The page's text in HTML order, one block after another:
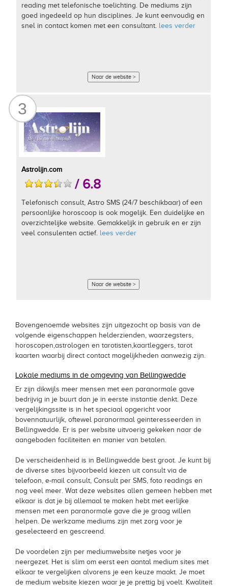
reading met telefonische toelichting. De mediums zijn
goed ingedeeld op hun disciplines. Je kunt eenvoudig en
snel in contact komen met een consultant. lees verder
Naar de website >
3
Astrolijn.com
/ 6.8
Telefonisch consult, Astro SMS (24/7 beschikbaar) of een
persoonlijke horoscoop is ook mogelijk. Een duidelijke en
overzichtelijke website. Gemakkelijk in gebruik en er zijn
veel consulenten actief. lees verder
Naar de website >
Bovengenoemde websites zijn uitgezocht op basis van de
volgende eigenschappen helderzienden, waarzegsters,
horoscopen,astrologen en tarotisten,kaartleggers, tarot
kaarten waarbij direct contact mogelijkheden aanwezig zijn.
Lokale mediums in de omgeving van Bellingwedde
Er zijn dikwijls meer mensen met een paranormale gave
bedrijvig in je buurt dan je in eerste instantie denkt. Deze
vergelijkingssite is in het speciaal opgericht voor
bovennatuurlijk, oftewel paranormaal geinteresseerden in
Bellingwedde. Er is per website uitvoerig gekeken naar de
aangeboden faciliteiten en manier van betalen.
De verscheidenheid is in Bellingwedde best groot. Je kunt bij
de diverse sites bijvoorbeeld kiezen uit consult via de
telefoon, e-mail consult, Consult per SMS, foto readings en
nog veel meer. Wat deze websites allen gemeen hebben met
elkaar is dat je bij allemaal te maken hebt met eerlijke
mensen met een paranormale gave die je graag willen
helpen. De werkzame mediums zijn met zorg voor je
geselecteerd en gescreend.
De voordelen zijn per mediumwebsite netjes voor je
neergezet. Het is slim om eerst een aantal medium sites met
elkaar te vergelijken alvorens je een keuze maakt. Je moet
de medium website kiezen waar je je prettig bij voelt. Kwaliteit